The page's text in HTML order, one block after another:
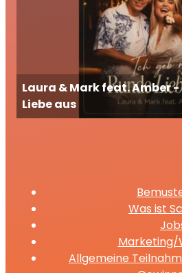
Laura & Mark feat. Amber -
Liebe aus
Was ist
Marketing/
Allgemeine